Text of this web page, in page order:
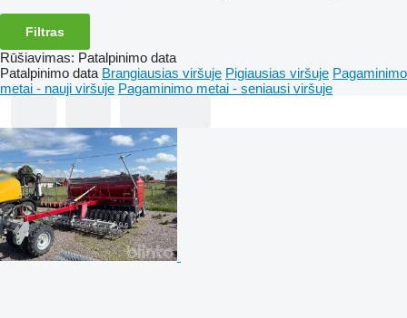
Filtras
Rūšiavimas: Patalpinimo data
Patalpinimo data Brangiausias viršuje Pigiausias viršuje Pagaminimo
metai - nauji viršuje Pagaminimo metai - seniausi viršuje